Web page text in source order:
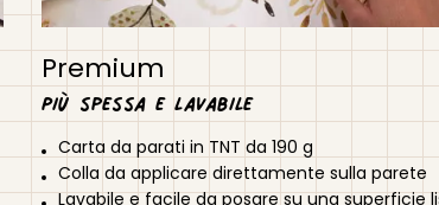
Premium
Più spessa e lavabile
Carta da parati in TNT da 190 g
Colla da applicare direttamente sulla parete
Lavabile e facile da posare su una superficie